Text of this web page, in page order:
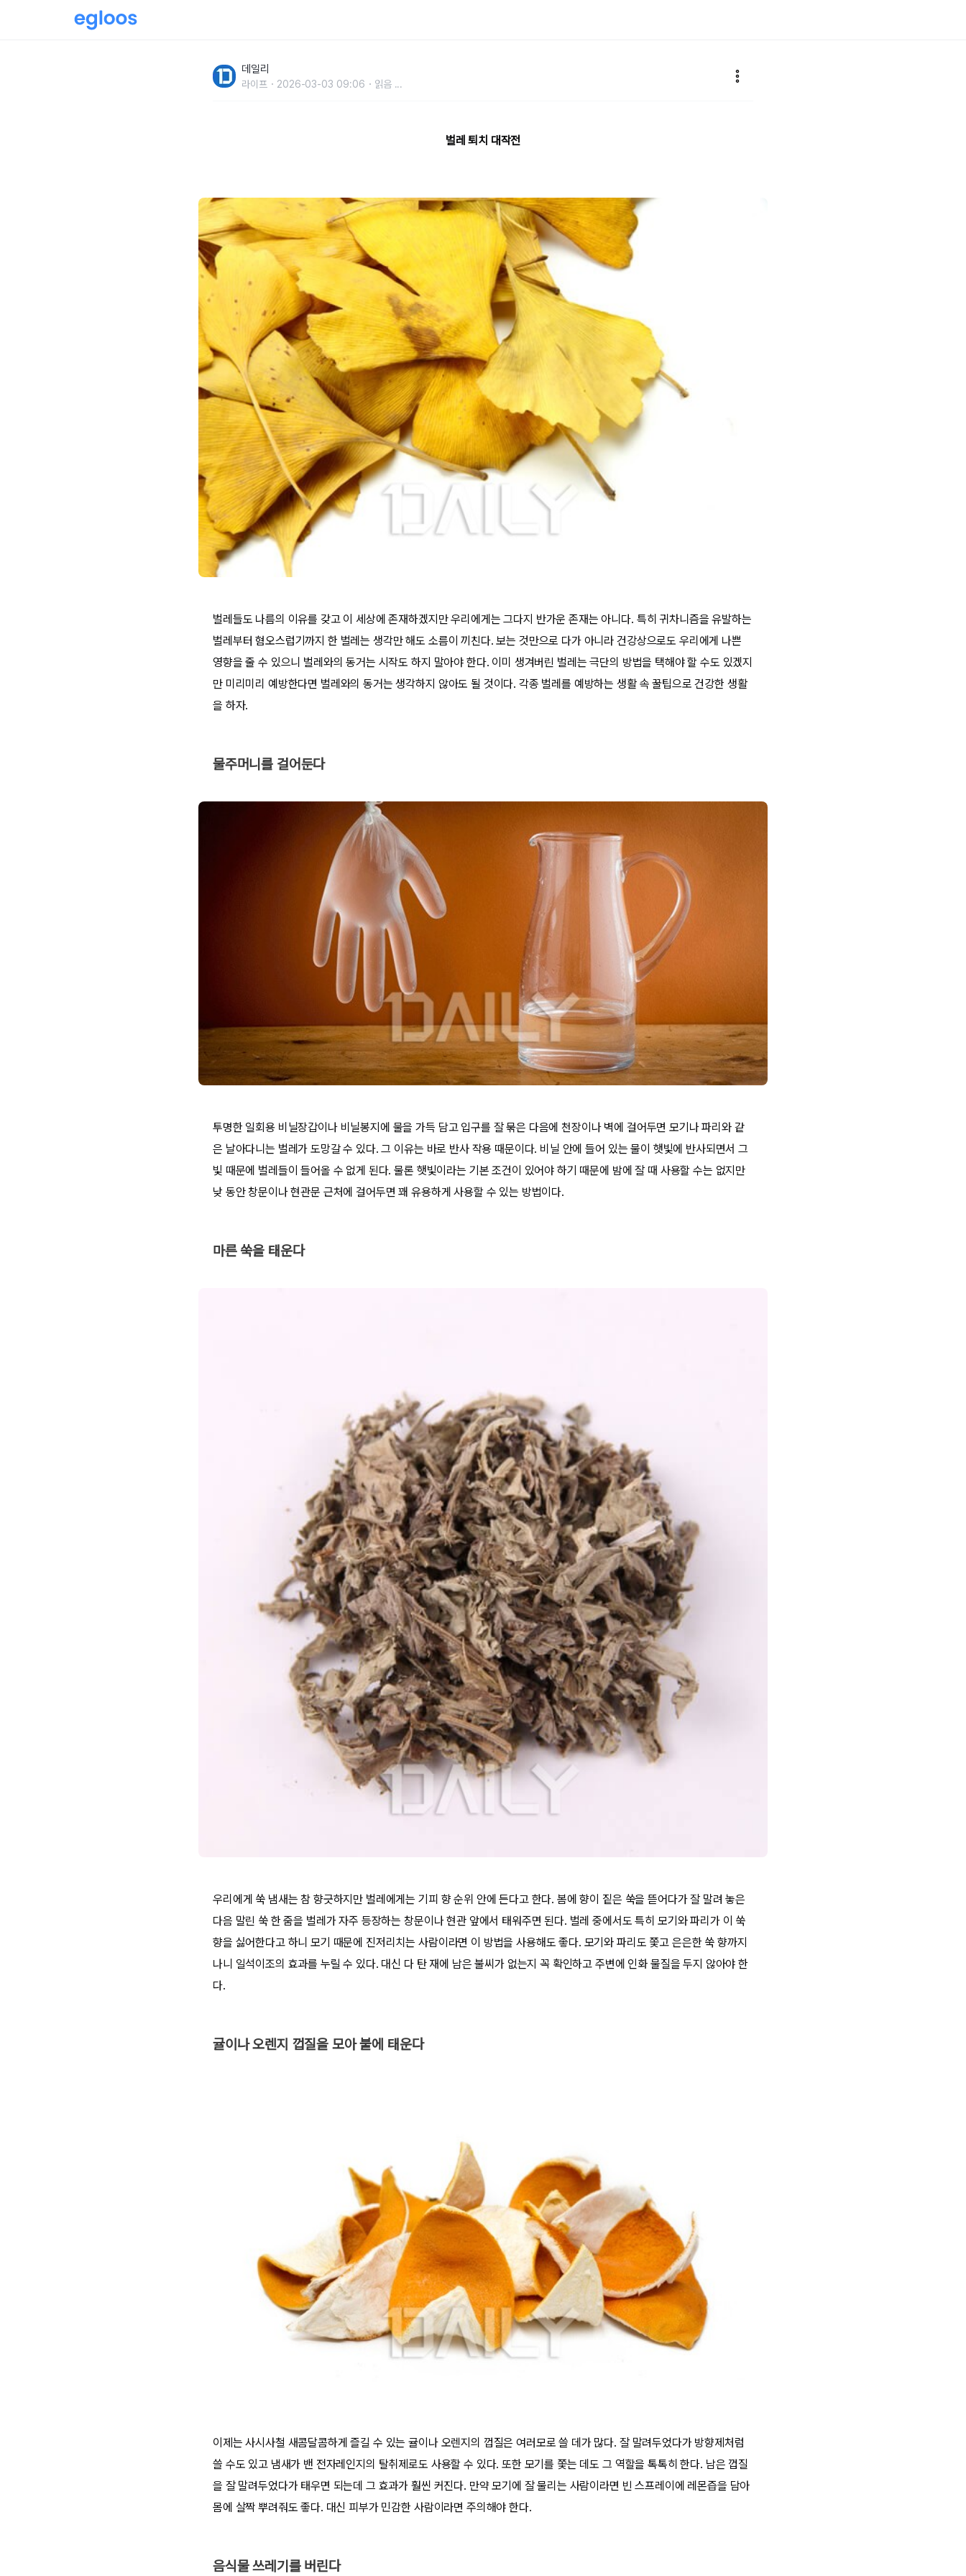
데일리
라이프 2026-03-03 09:06 읽음 ...
벌레 퇴치 대작전
벌레들도 나름의 이유를 갖고 이 세상에 존재하겠지만 우리에게는 그다지 반가운 존재는 아니다. 특히 귀차니즘을 유발하는
벌레부터 혐오스럽기까지 한 벌레는 생각만 해도 소름이 끼친다. 보는 것만으로 다가 아니라 건강상으로도 우리에게 나쁜
영향을 줄 수 있으니 벌레와의 동거는 시작도 하지 말아야 한다. 이미 생겨버린 벌레는 극단의 방법을 택해야 할 수도 있겠지
만 미리미리 예방한다면 벌레와의 동거는 생각하지 않아도 될 것이다. 각종 벌레를 예방하는 생활 속 꿀팁으로 건강한 생활
을 하자.
물주머니를 걸어둔다
투명한 일회용 비닐장갑이나 비닐봉지에 물을 가득 담고 입구를 잘 묶은 다음에 천장이나 벽에 걸어두면 모기나 파리와 같
은 날아다니는 벌레가 도망갈 수 있다. 그 이유는 바로 반사 작용 때문이다. 비닐 안에 들어 있는 물이 햇빛에 반사되면서 그
빛 때문에 벌레들이 들어올 수 없게 된다. 물론 햇빛이라는 기본 조건이 있어야 하기 때문에 밤에 잘 때 사용할 수는 없지만
낮 동안 창문이나 현관문 근처에 걸어두면 꽤 유용하게 사용할 수 있는 방법이다.
마른 쑥을 태운다
우리에게 쑥 냄새는 참 향긋하지만 벌레에게는 기피 향 순위 안에 든다고 한다. 봄에 향이 짙은 쑥을 뜯어다가 잘 말려 놓은
다음 말린 쑥 한 줌을 벌레가 자주 등장하는 창문이나 현관 앞에서 태워주면 된다. 벌레 중에서도 특히 모기와 파리가 이 쑥
향을 싫어한다고 하니 모기 때문에 진저리치는 사람이라면 이 방법을 사용해도 좋다. 모기와 파리도 쫓고 은은한 쑥 향까지
나니 일석이조의 효과를 누릴 수 있다. 대신 다 탄 재에 남은 불씨가 없는지 꼭 확인하고 주변에 인화 물질을 두지 않아야 한
다.
귤이나 오렌지 껍질을 모아 불에 태운다
이제는 사시사철 새콤달콤하게 즐길 수 있는 귤이나 오렌지의 껍질은 여러모로 쓸 데가 많다. 잘 말려두었다가 방향제처럼
쓸 수도 있고 냄새가 밴 전자레인지의 탈취제로도 사용할 수 있다. 또한 모기를 쫓는 데도 그 역할을 톡톡히 한다. 남은 껍질
을 잘 말려두었다가 태우면 되는데 그 효과가 훨씬 커진다. 만약 모기에 잘 물리는 사람이라면 빈 스프레이에 레몬즙을 담아
몸에 살짝 뿌려줘도 좋다. 대신 피부가 민감한 사람이라면 주의해야 한다.
음식물 쓰레기를 버린다